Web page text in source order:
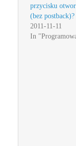
przycisku
(bez postback)?
2011-11-11
In